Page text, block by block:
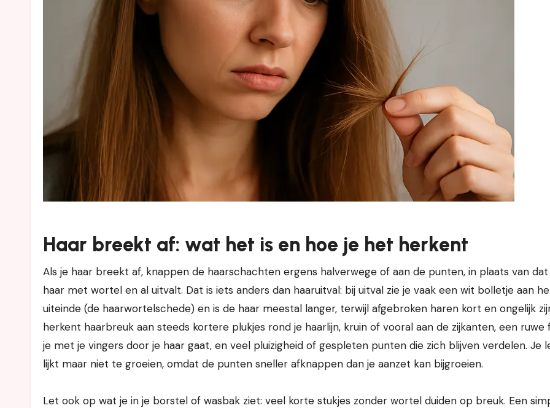
Haar breekt af: wat het is en hoe je het herkent
Als je haar breekt af, knappen de haarschachten ergens halverwege of aan de punten, in plaats van
haar met wortel en al uitvalt. Dat is iets anders dan haaruitval: bij uitval zie je vaak een wit bolletje aan
uiteinde (de haarwortelschede) en is de haar meestal langer, terwijl afgebroken haren kort en ongelijk
herkent haarbreuk aan steeds kortere plukjes rond je haarlijn, kruin of vooral aan de zijkanten, een ruwe
je met je vingers door je haar gaat, en veel pluizigheid of gespleten punten die zich blijven verdelen. Je
lijkt maar niet te groeien, omdat de punten sneller afknappen dan je aanzet kan bijgroeien.
Let ook op wat je in je borstel of wasbak ziet: veel korte stukjes zonder wortel duiden op breuk. Een